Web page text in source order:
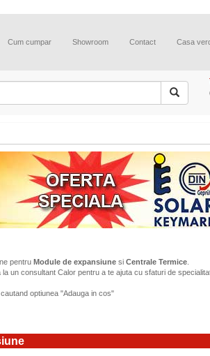
Cum cumpar Showroom Contact Casa
pentru Module de expansiunesi Centrale Termice.
un consultant Calor pentru a te ajuta cu sfaturi de
optiunea "Adauga in cos"